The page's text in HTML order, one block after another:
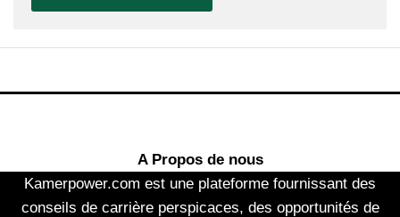
A Propos de nous
Kamerpower.com est une plateforme fournissant des
conseils de carrière perspicaces, des opportunités de